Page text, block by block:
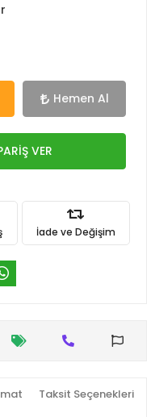
Hemen Al
VER
İade ve Değişim
Taksit Seçenekleri